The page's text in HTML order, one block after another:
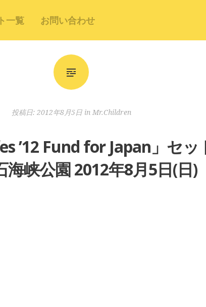
一覧 お問い合わせ
投稿日: 2012年8月5日in Mr.Children
’12 Fund for Japan」セッ
海峡公園 2012年8月5日(日)